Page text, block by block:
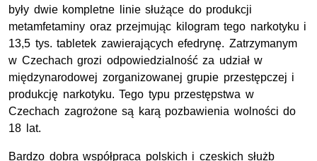
były dwie kompletne linie służące do produkcji
metamfetaminy oraz przejmując kilogram tego narkotyku i
13,5 tys. tabletek zawierających efedrynę. Zatrzymanym
w Czechach grozi odpowiedzialność za udział w
międzynarodowej zorganizowanej grupie przestępczej i
produkcję narkotyku. Tego typu przestępstwa w
Czechach zagrożone są karą pozbawienia wolności do
18 lat.
Bardzo dobra współpraca polskich i czeskich służb